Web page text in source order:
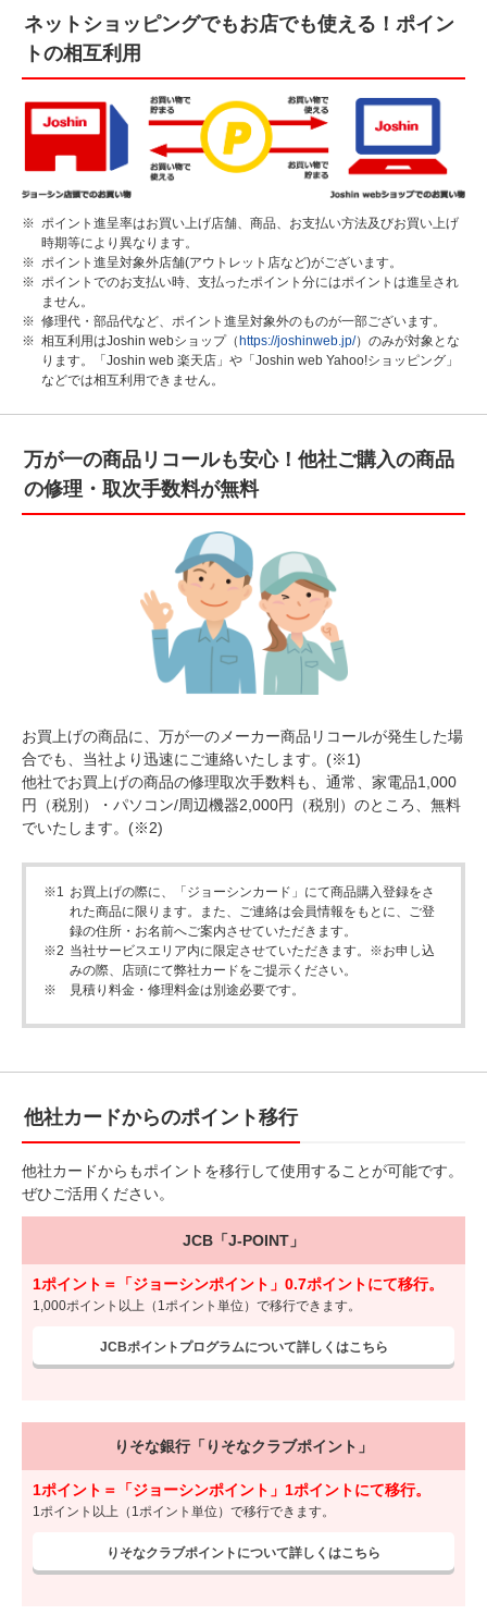
ネットショッピングでもお店でも使える！ポイン
トの相互利用
※ ポイント進呈率はお買い上げ店舗、商品、お支払い方法及びお買い上げ
時期等により異なります。
※ ポイント進呈対象外店舗(アウトレット店など)がございます。
※ ポイントでのお支払い時、支払ったポイント分にはポイントは進呈され
ません。
※ 修理代・部品代など、ポイント進呈対象外のものが一部ございます。
※ 相互利用はJoshin webショップ（https://joshinweb.jp/）のみが対象とな
ります。「Joshin web 楽天店」や「Joshin web Yahoo!ショッピング」
などでは相互利用できません。
万が一の商品リコールも安心！他社ご購入の商品
の修理・取次手数料が無料
お買上げの商品に、万が一のメーカー商品リコールが発生した場
合でも、当社より迅速にご連絡いたします。(※1)
他社でお買上げの商品の修理取次手数料も、通常、家電品1,000
円（税別）・パソコン/周辺機器2,000円（税別）のところ、無料
でいたします。(※2)
※1 お買上げの際に、「ジョーシンカード」にて商品購入登録をさ
れた商品に限ります。また、ご連絡は会員情報をもとに、ご登
録の住所・お名前へご案内させていただきます。
※2 当社サービスエリア内に限定させていただきます。※お申し込
みの際、店頭にて弊社カードをご提示ください。
※
見積り料金・修理料金は別途必要です。
他社カードからのポイント移行
他社カードからもポイントを移行して使用することが可能です。
ぜひご活用ください。
JCB「J-POINT」
1ポイント＝「ジョーシンポイント」0.7ポイントにて移行。
1,000ポイント以上（1ポイント単位）で移行できます。
JCBポイントプログラムについて詳しくはこちら
りそな銀行「りそなクラブポイント」
1ポイント＝「ジョーシンポイント」1ポイントにて移行。
1ポイント以上（1ポイント単位）で移行できます。
りそなクラブポイントについて詳しくはこちら